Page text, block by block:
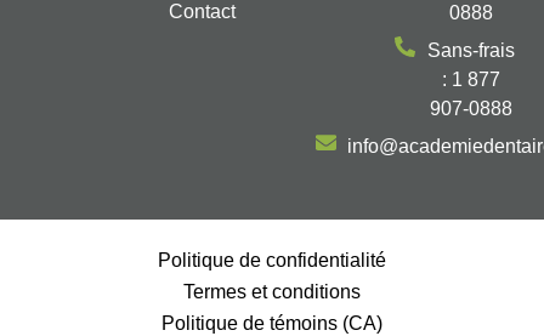
Contact
0888
Sans-frais
: 1 877
907-0888
Politique de confidentialité
Termes et conditions
Politique de témoins (CA)